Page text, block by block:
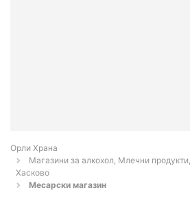
Орли Храна
Магазини за алкохол, Млечни
Хасково
Месарски магазин